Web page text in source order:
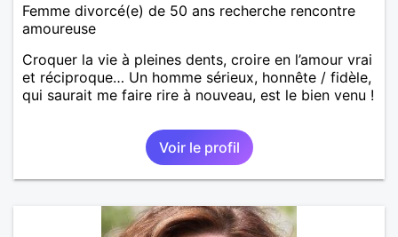
Femme divorcé(e) de 50 ans recherche rencontre
amoureuse
Croquer la vie à pleines dents, croire en l’amour vrai
et réciproque… Un homme sérieux, honnête / fidèle,
qui saurait me faire rire à nouveau, est le bien venu !
Voir le profil